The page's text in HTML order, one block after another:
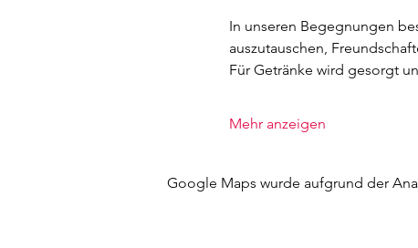
In unseren Begegnungen
auszutauschen,
Für Getränke wird gesorgt
Mehr anzeigen
Google Maps wurde aufgrund der